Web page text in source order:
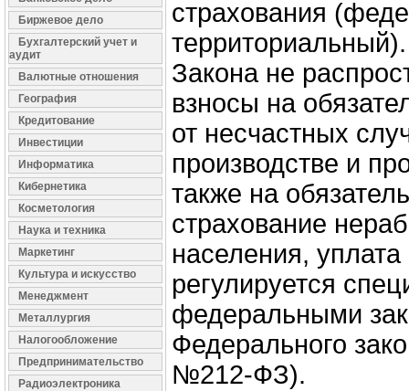
Биржевое дело
Бухгалтерский учет и
аудит
Валютные отношения
География
Кредитование
Инвестиции
Информатика
Кибернетика
Косметология
Наука и техника
Маркетинг
Культура и искусство
Менеджмент
Металлургия
Налогообложение
Предпринимательство
Радиоэлектроника
страхования
Закона не
взносы на
от несчастных
производстве и
также на
страхование
населения, уплата
регулируется
федеральными
Федерального
№212‑ФЗ).